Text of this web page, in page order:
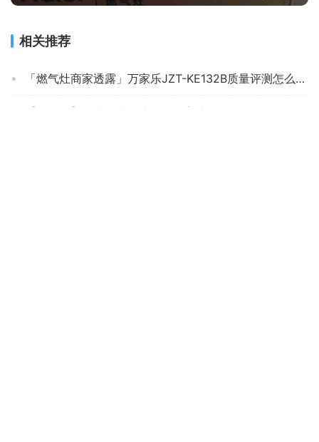
相关推荐
「燃气灶商家透露」万家乐JZT-KE132B质量评测怎么样好不好用？